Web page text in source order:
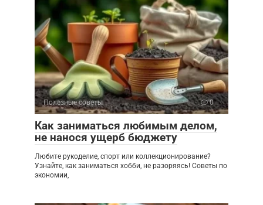
Полезные советы 0
Как заниматься любимым делом,
не нанося ущерб бюджету
Любите рукоделие, спорт или коллекционирование?
Узнайте, как заниматься хобби, не разоряясь! Советы по
экономии,